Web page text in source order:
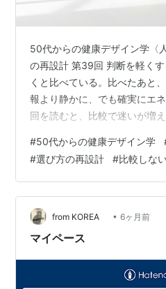
50代からの健康デザイン学〈
の再設計 第39回 判断を軽く
くと比べている。比べたあと
報より静かに、でも確実にエ
回を読むと、比較で迷いが増
性ではなく、比較が起きにく
す。 見たあとに、何も残らな
「SNSを見たあと、何もして
の過密（第17回）だけではな
ていました。生活、体型、仕
他人の切り取り。比較は、役
#50代からの健康デザイン学
#選び方の再設計 #比較しな
from KOREA • 6ヶ月前
マイペース